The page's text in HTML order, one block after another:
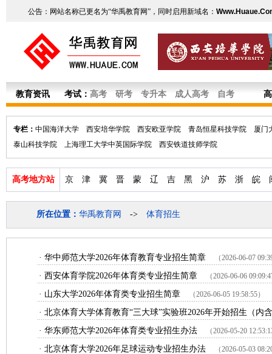
公告：网站名称已更名为“华禹教育网”，同时启用新域名：
教育资讯 考试： 高考 研考 专升本 成人高考 自考
专栏： 中国海洋大学 西安培华学院 西安欧亚学院 青岛恒星科技学院
厦门
泰山科技学院
上海理工大学中英国际学院 西安铁道技师学院
高考地方站 京 津 冀 晋 蒙 辽 吉 黑 沪 苏 浙 皖
所在位置： 华禹教育网 -> 体育招生
· 华中师范大学2026年体育教育专业招生简章 （2026-06-07
· 西安体育学院2026年体育类专业招生简章 （2026-06-06
· 山东大学2026年体育类专业招生简章 （2026-06-05 19:58:55）
· 北京体育大学体育教育“三大球”实验班2026年开始招生（内
· 华东师范大学2026年体育类专业招生办法 （2026-05-20
· 北京体育大学2026年足球运动专业招生办法 （2026-05-03